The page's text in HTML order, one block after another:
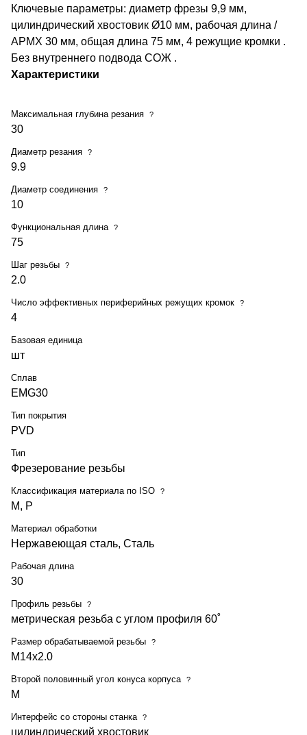
Ключевые параметры: диаметр фрезы 9,9 мм,
цилиндрический хвостовик Ø10 мм, рабочая длина /
APMX 30 мм, общая длина 75 мм, 4 режущие кромки .
Без внутреннего подвода СОЖ .
Характеристики
Максимальная глубина резания ?
30
Диаметр резания ?
9.9
Диаметр соединения ?
10
Функциональная длина ?
75
Шаг резьбы ?
2.0
Число эффективных периферийных режущих кромок ?
4
Базовая единица
шт
Сплав
EMG30
Тип покрытия
PVD
Тип
Фрезерование резьбы
Классификация материала по ISO ?
M, P
Материал обработки
Нержавеющая сталь, Сталь
Рабочая длина
30
Профиль резьбы ?
метрическая резьба с углом профиля 60˚
Размер обрабатываемой резьбы ?
M14x2.0
Второй половинный угол конуса корпуса ?
M
Интерфейс со стороны станка ?
цилиндрический хвостовик